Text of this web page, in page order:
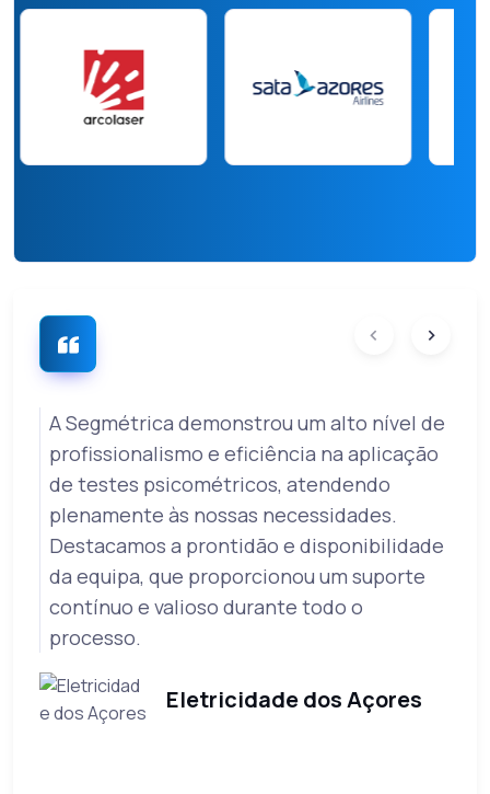
A Segmétrica demonstrou um alto nível de
profissionalismo e eficiência na aplicação
de testes psicométricos, atendendo
plenamente às nossas necessidades.
Destacamos a prontidão e disponibilidade
da equipa, que proporcionou um suporte
contínuo e valioso durante todo o
processo.
Eletricidade dos Açores